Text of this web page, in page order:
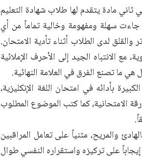
ثاني مادة يتقدم لها طلاب شهادة التعليم
جاءت سهلة ومفهومة وخالية تماماً من أي
لدى الطلاب أثناء تأدية الامتحان.
الانتباه الجيد إلى الأحرف الإملائية
ما تصنع الفرق في العلامة النهائية.
بأدائه في امتحان اللغة الإنكليزية،
الامتحانية، كما كتب الموضوع المطلوب
والمريح، مثنياً على تعامل المراقبين
على تركيزه واستقراره النفسي طوال